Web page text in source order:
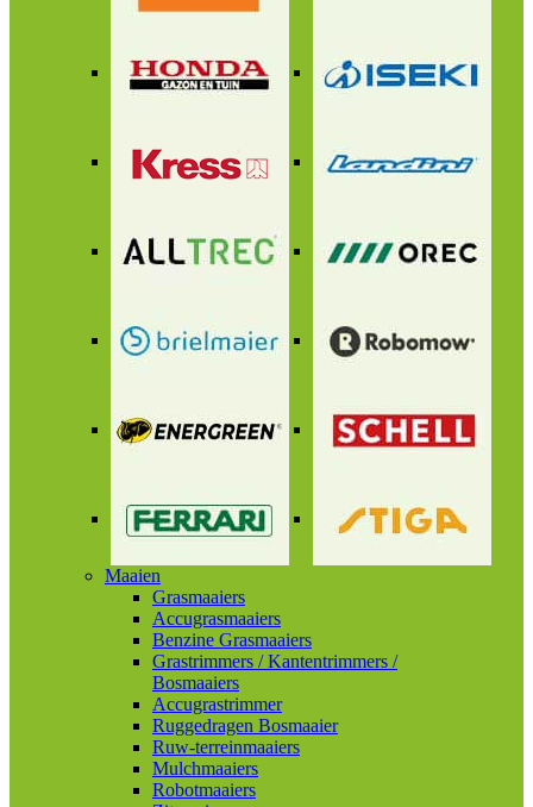
Maaien
Grasmaaiers
Accugrasmaaiers
Benzine Grasmaaiers
Grastrimmers / Kantentrimmers /
Bosmaaiers
Accugrastrimmer
Ruggedragen Bosmaaier
Ruw-terreinmaaiers
Mulchmaaiers
Robotmaaiers